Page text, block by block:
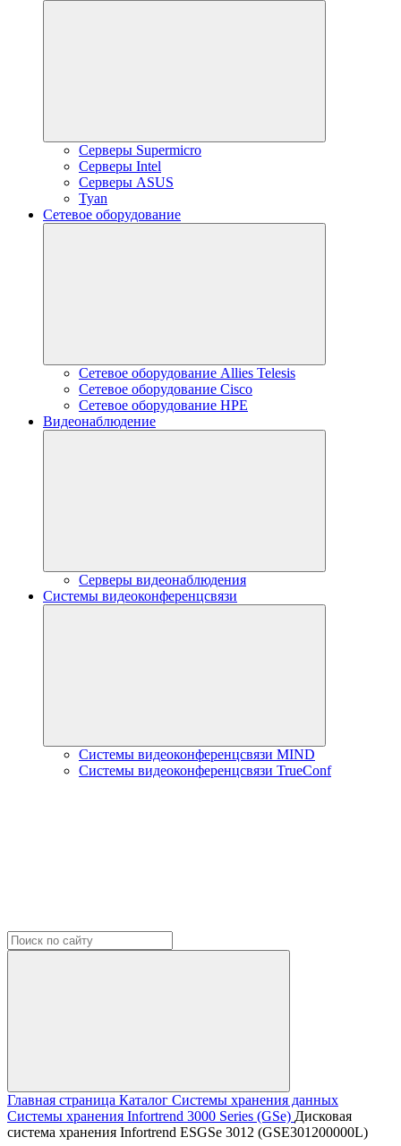
Серверы Supermicro
Серверы Intel
Серверы ASUS
Tyan
Сетевое оборудование
Сетевое оборудование Allies Telesis
Сетевое оборудование Cisco
Сетевое оборудование HPE
Видеонаблюдение
Серверы видеонаблюдения
Системы видеоконференцсвязи
Системы видеоконференцсвязи MIND
Системы видеоконференцсвязи TrueConf
Главная страница Каталог Системы хранения данных
Системы хранения Infortrend 3000 Series (GSe) Дисковая
система хранения Infortrend ESGSe 3012 (GSE301200000L)